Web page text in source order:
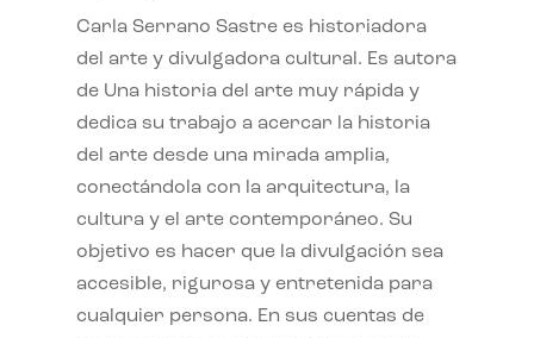
Carla Serrano Sastre es historiadora
del arte y divulgadora cultural. Es autora
de Una historia del arte muy rápida y
dedica su trabajo a acercar la historia
del arte desde una mirada amplia,
conectándola con la arquitectura, la
cultura y el arte contemporáneo. Su
objetivo es hacer que la divulgación sea
accesible, rigurosa y entretenida para
cualquier persona. En sus cuentas de